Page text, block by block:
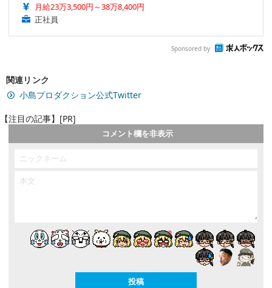
月給23万3,500円～38万8,400円
正社員
Sponsored by
関連リンク
小島プロダクション公式Twitter
【注目の記事】[PR]
コメント欄を非表示